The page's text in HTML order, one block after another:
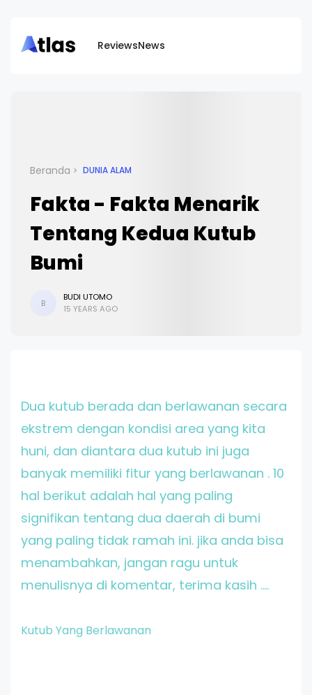
ReviewsNews
Beranda DUNIA ALAM
Fakta - Fakta Menarik
Tentang Kedua Kutub
Bumi
B
BUDI UTOMO
15 YEARS AGO
Dua kutub berada dan berlawanan secara
ekstrem dengan kondisi area yang kita
huni, dan diantara dua kutub ini juga
banyak memiliki fitur yang berlawanan . 10
hal berikut adalah hal yang paling
signifikan tentang dua daerah di bumi
yang paling tidak ramah ini. jika anda bisa
menambahkan, jangan ragu untuk
menulisnya di komentar, terima kasih ....
Kutub Yang Berlawanan